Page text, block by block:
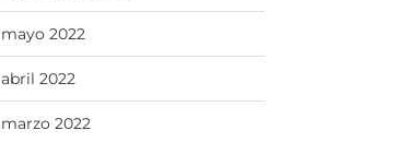
mayo 2022
abril 2022
marzo 2022